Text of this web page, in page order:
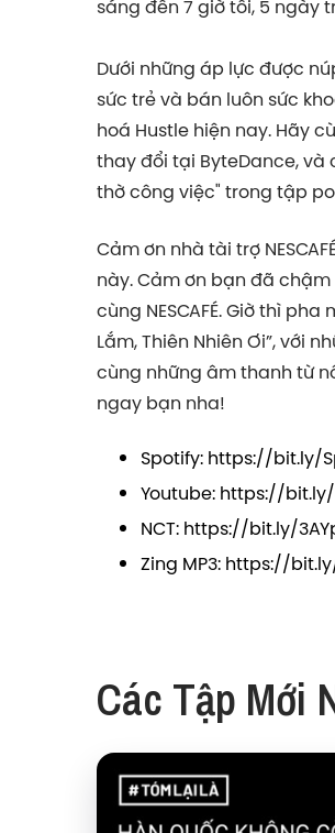
sáng đến 7 giờ tối, 5 ngày
Dưới những áp lực được
sức trẻ và bán luôn sức
hoá Hustle hiện nay. Hãy
thay đổi tại ByteDance,
thờ công việc" trong tập
Cảm ơn nhà tài trợ
này. Cảm ơn bạn đã
cùng NESCAFÉ. Giờ thì
Lắm, Thiên Nhiên Ơi”, với
cùng những âm thanh từ
ngay bạn nha!
Spotify: https://bit.ly/
Youtube: https://bit.ly/
NCT: https://bit.ly/
Zing MP3: https://
Các Tập Mới